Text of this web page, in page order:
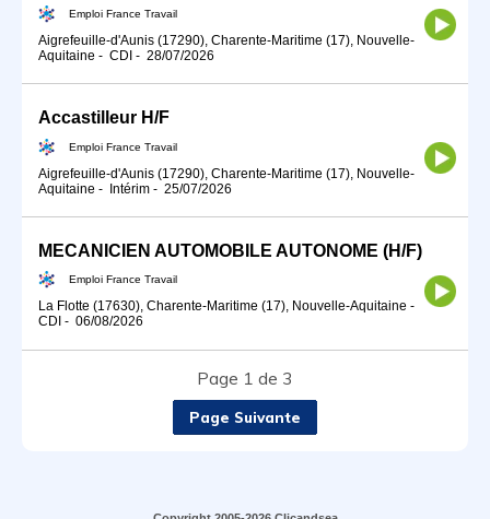
Emploi France Travail
Aigrefeuille-d'Aunis (17290), Charente-Maritime (17), Nouvelle-
Aquitaine - CDI - 28/07/2026
Accastilleur H/F
Emploi France Travail
Aigrefeuille-d'Aunis (17290), Charente-Maritime (17), Nouvelle-
Aquitaine - Intérim - 25/07/2026
MECANICIEN AUTOMOBILE AUTONOME (H/F)
Emploi France Travail
La Flotte (17630), Charente-Maritime (17), Nouvelle-Aquitaine -
CDI - 06/08/2026
Page 1 de 3
Page Suivante